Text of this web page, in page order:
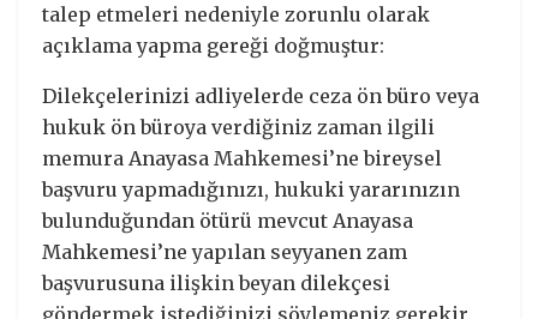
talep etmeleri nedeniyle zorunlu olarak
açıklama yapma gereği doğmuştur:
Dilekçelerinizi adliyelerde ceza ön büro veya
hukuk ön büroya verdiğiniz zaman ilgili
memura Anayasa Mahkemesi’ne bireysel
başvuru yapmadığınızı, hukuki yararınızın
bulunduğundan ötürü mevcut Anayasa
Mahkemesi’ne yapılan seyyanen zam
başvurusuna ilişkin beyan dilekçesi
göndermek istediğinizi söylemeniz gerekir.